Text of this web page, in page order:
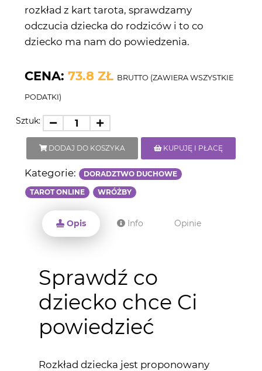
rozkład z kart tarota, sprawdzamy
odczucia dziecka do rodziców i to co
dziecko ma nam do powiedzenia.
CENA: 73.8 ZŁ BRUTTO (ZAWIERA WSZYSTKIE
PODATKI)
Sztuk:
DODAJ DO KOSZYKA KUPUJĘ I PŁACĘ
Kategorie: DORADZTWO DUCHOWE
TAROT ONLINE WRÓŻBY
Opis Info Opinie
Sprawdź co
dziecko chce Ci
powiedzieć
Rozkład dziecka jest proponowany